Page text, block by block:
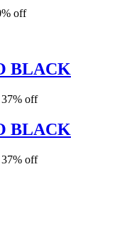
off
BLACK
37% off
BLACK
37% off